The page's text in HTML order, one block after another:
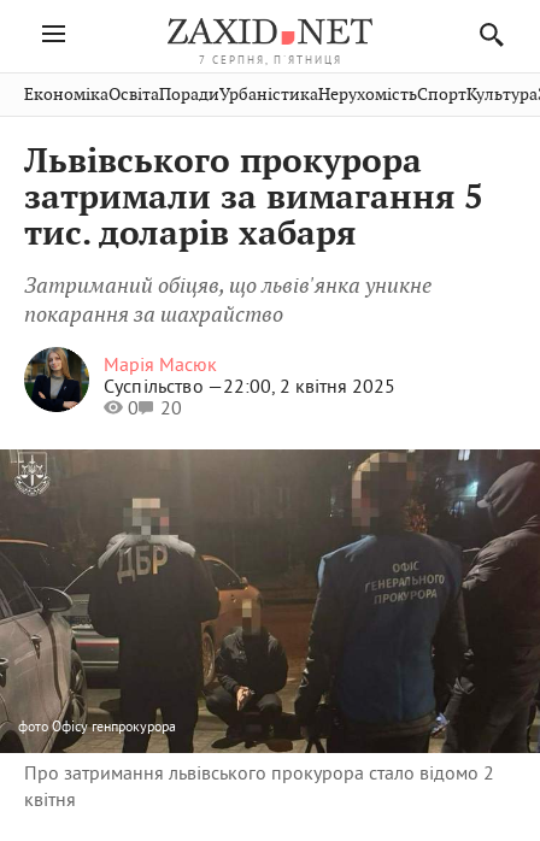
7 СЕРПНЯ, П'ЯТНИЦЯ
Івано-
Франківськ
Тернопіль
Волинь
Закарпаття
Рівне
Шептицький
Стрий
Хмельницький
Вінниця
Публікації
Авто СловкоКультура
Кіно
Дім СпортКраєзнавство
ФотоОсвітаНерухомість
Домашні
ЕкономікаОсвітаПорадиУрбаністикаНерухомістьСпортКультура
Львівського прокурора
затримали за вимагання 5
тис. доларів хабаря
Затриманий обіцяв, що львів'янка уникне
покарання за шахрайство
Марія Масюк
Суспільство —22:00, 2 квітня 2025
0
20
фотоОфісу генпрокурора
Про затримання львівського прокурора стало відомо 2
квітня